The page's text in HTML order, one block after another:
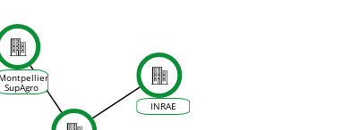
SupAgro
INRAE